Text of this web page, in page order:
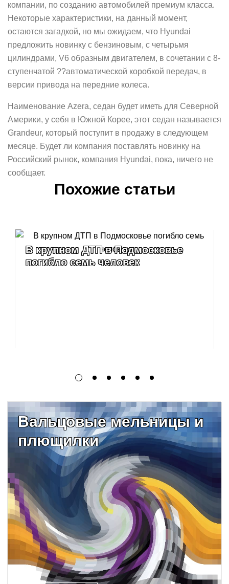
компании, по созданию автомобилей премиум класса.
Некоторые характеристики, на данный момент,
остаются загадкой, но мы ожидаем, что Hyundai
предложить новинку с бензиновым, с четырьмя
цилиндрами, V6 образным двигателем, в сочетании с 8-
ступенчатой ??автоматической коробкой передач, в
версии привода на передние колеса.
Наименование Azera, седан будет иметь для Северной
Америки, у себя в Южной Корее, этот седан называется
Grandeur, который поступит в продажу в следующем
месяце. Будет ли компания поставлять новинку на
Российский рынок, компания Hyundai, пока, ничего не
сообщает.
Похожие статьи
В крупном ДТП в Подмосковье
погибло семь человек
Вальцовые мельницы и
плющилки